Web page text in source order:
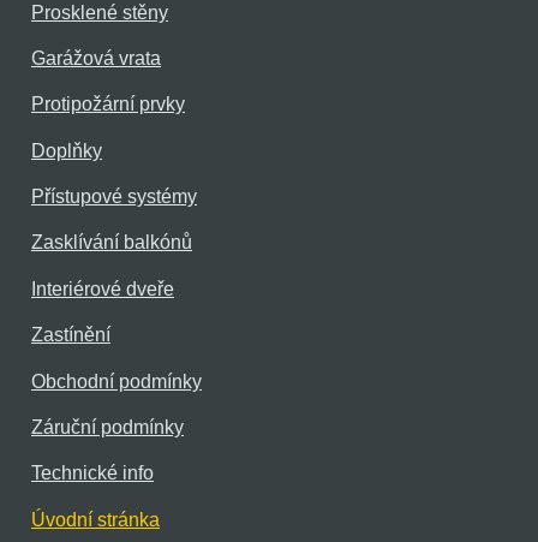
Prosklené stěny
Garážová vrata
Protipožární prvky
Doplňky
Přístupové systémy
Zasklívání balkónů
Interiérové dveře
Zastínění
Obchodní podmínky
Záruční podmínky
Technické info
Úvodní stránka